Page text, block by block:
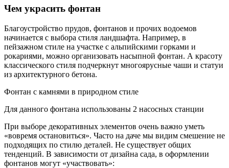
Чем украсить фонтан
Благоустройство прудов, фонтанов и прочих водоемов
начинается с выбора стиля ландшафта. Например, в
пейзажном стиле на участке с альпийскими горками и
рокариями, можно организовать насыпной фонтан. А красоту
классического стиля подчеркнут многоярусные чаши и статуи
из архитектурного бетона.
Фонтан с камнями в природном стиле
Для данного фонтана использованы 2 насосных станции
При выборе декоративных элементов очень важно уметь
«вовремя остановиться». Часто на даче мы видим смешение не
подходящих по стилю деталей. Не существует общих
тенденций. В зависимости от дизайна сада, в оформлении
фонтанов могут «участвовать»: